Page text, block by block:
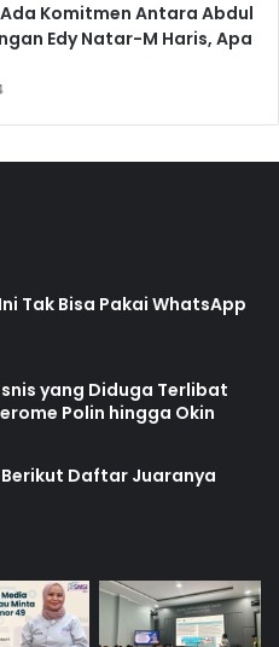
Komitmen Antara Abdul
Edy Natar-M Haris, Apa
Tak Bisa Pakai WhatsApp
yang Diduga Terlibat
Polin hingga Okin
Daftar Juaranya